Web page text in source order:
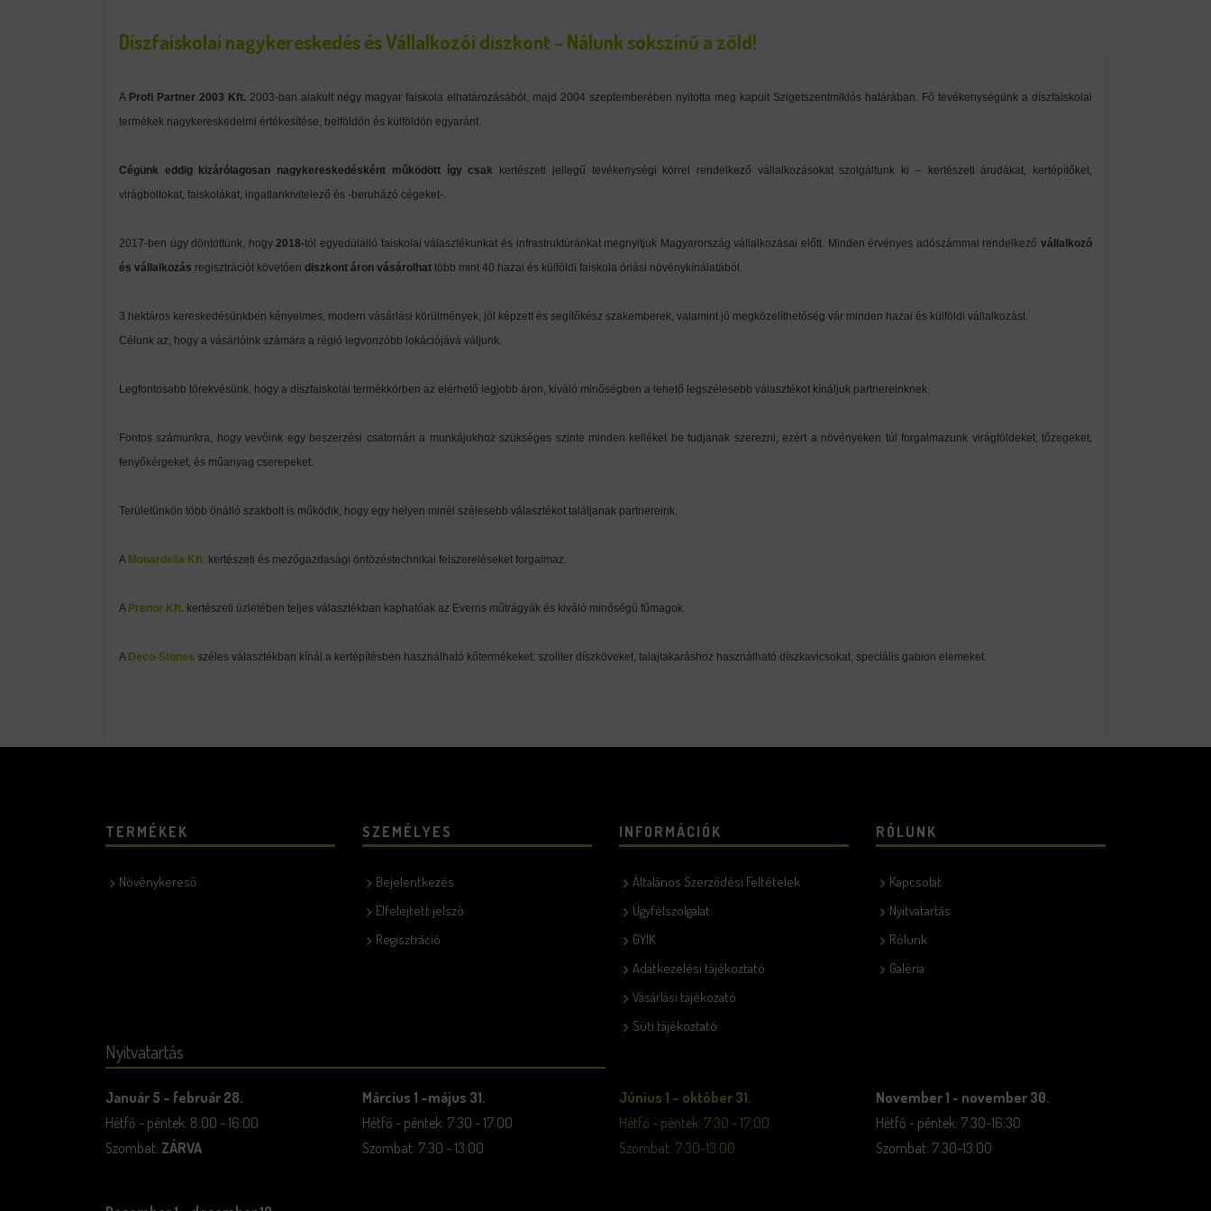
Díszfaiskolai nagykereskedésés Vállalkozói diszkont - Nálunk sokszínű a zöld!
A Profi Partner 2003 Kft. 2003-ban alakult négy magyar faiskola elhatározásából, majd 2004 szeptemberében nyitotta meg kapuit Szigetszentmiklós határában. Fő tevékenységünk a díszfaiskolai
termékek nagykereskedelmi értékesítése, belföldön és külföldön egyaránt.
Cégünk eddigkizárólagosan nagykereskedésként működött így csak kertészeti jellegű tevékenységi körrel rendelkező vállalkozásokat szolgáltunk ki – kertészeti árudákat, kertépítőket,
virágboltokat, faiskolákat, ingatlankivitelező és -beruházó cégeket-.
2017-ben úgy döntöttünk, hogy2018-tól egyedülálló faiskolai választékunkat és infrastruktúránkat megnyitjuk Magyarország vállalkozásai előtt. Minden érvényes adószámmal rendelkezővállalkozó
és vállalkozás regisztrációt követően diszkont áron vásárolhat több mint 40 hazai és külföldi faiskola óriási növénykínálatából.
3 hektáros kereskedésünkben kényelmes, modern vásárlási körülmények, jól képzett és segítőkész szakemberek, valamint jó megközelíthetőség vár minden hazai és külföldi vállalkozást.
Célunk az, hogy a vásárlóink számára a régió legvonzóbb lokációjává váljunk.
Legfontosabb törekvésünk, hogy a díszfaiskolai termékkörben az elérhető legjobb áron, kiváló minőségben a lehető legszélesebb választékot kínáljuk partnereinknek.
Fontos számunkra, hogy vevőink egy beszerzési csatornán a munkájukhoz szükséges szinte minden kelléket be tudjanak szerezni, ezért a növényeken túl forgalmazunk virágföldeket, tőzegeket,
fenyőkérgeket, és műanyag cserepeket.
Területünkön több önálló szakbolt is működik, hogy egy helyen minél szélesebb választékot találjanak partnereink.
A Monardella Kft. kertészeti és mezőgazdasági öntözéstechnikai felszereléseket forgalmaz.
A Prenor Kft. kertészeti üzletében teljes választékban kaphatóak az Everris műtrágyák és kiváló minőségű fűmagok.
A Deco-Stones széles választékban kínál a kertépítésben használható kőtermékeket: szoliter díszköveket, talajtakaráshoz használható díszkavicsokat, speciális gabion elemeket.
TERMÉKEK
Növénykereső
SZEMÉLYES
Bejelentkezés
Elfelejtett jelszó
Regisztráció
INFORMÁCIÓK
Általános Szerződési Feltételek
Ügyfélszolgalat
GYIK
Adatkezelési tájékoztató
Vásárlási tájékozató
Süti tájékoztató
RÓLUNK
Kapcsolat
Nyitvatartás
Rólunk
Galéria
Nyitvatartás
Január 5 – február 28.
Hétfő - péntek: 8:00 - 16:00
Szombat: ZÁRVA
Március 1 –május 31.
Hétfő - péntek: 7:30 - 17:00
Szombat: 7:30 - 13:00
Június 1 – október 31.
Hétfő - péntek: 7:30 - 17:00
Szombat: 7:30-13:00
November 1 - november 30.
Hétfő - péntek: 7:30-16:30
Szombat: 7:30-13:00